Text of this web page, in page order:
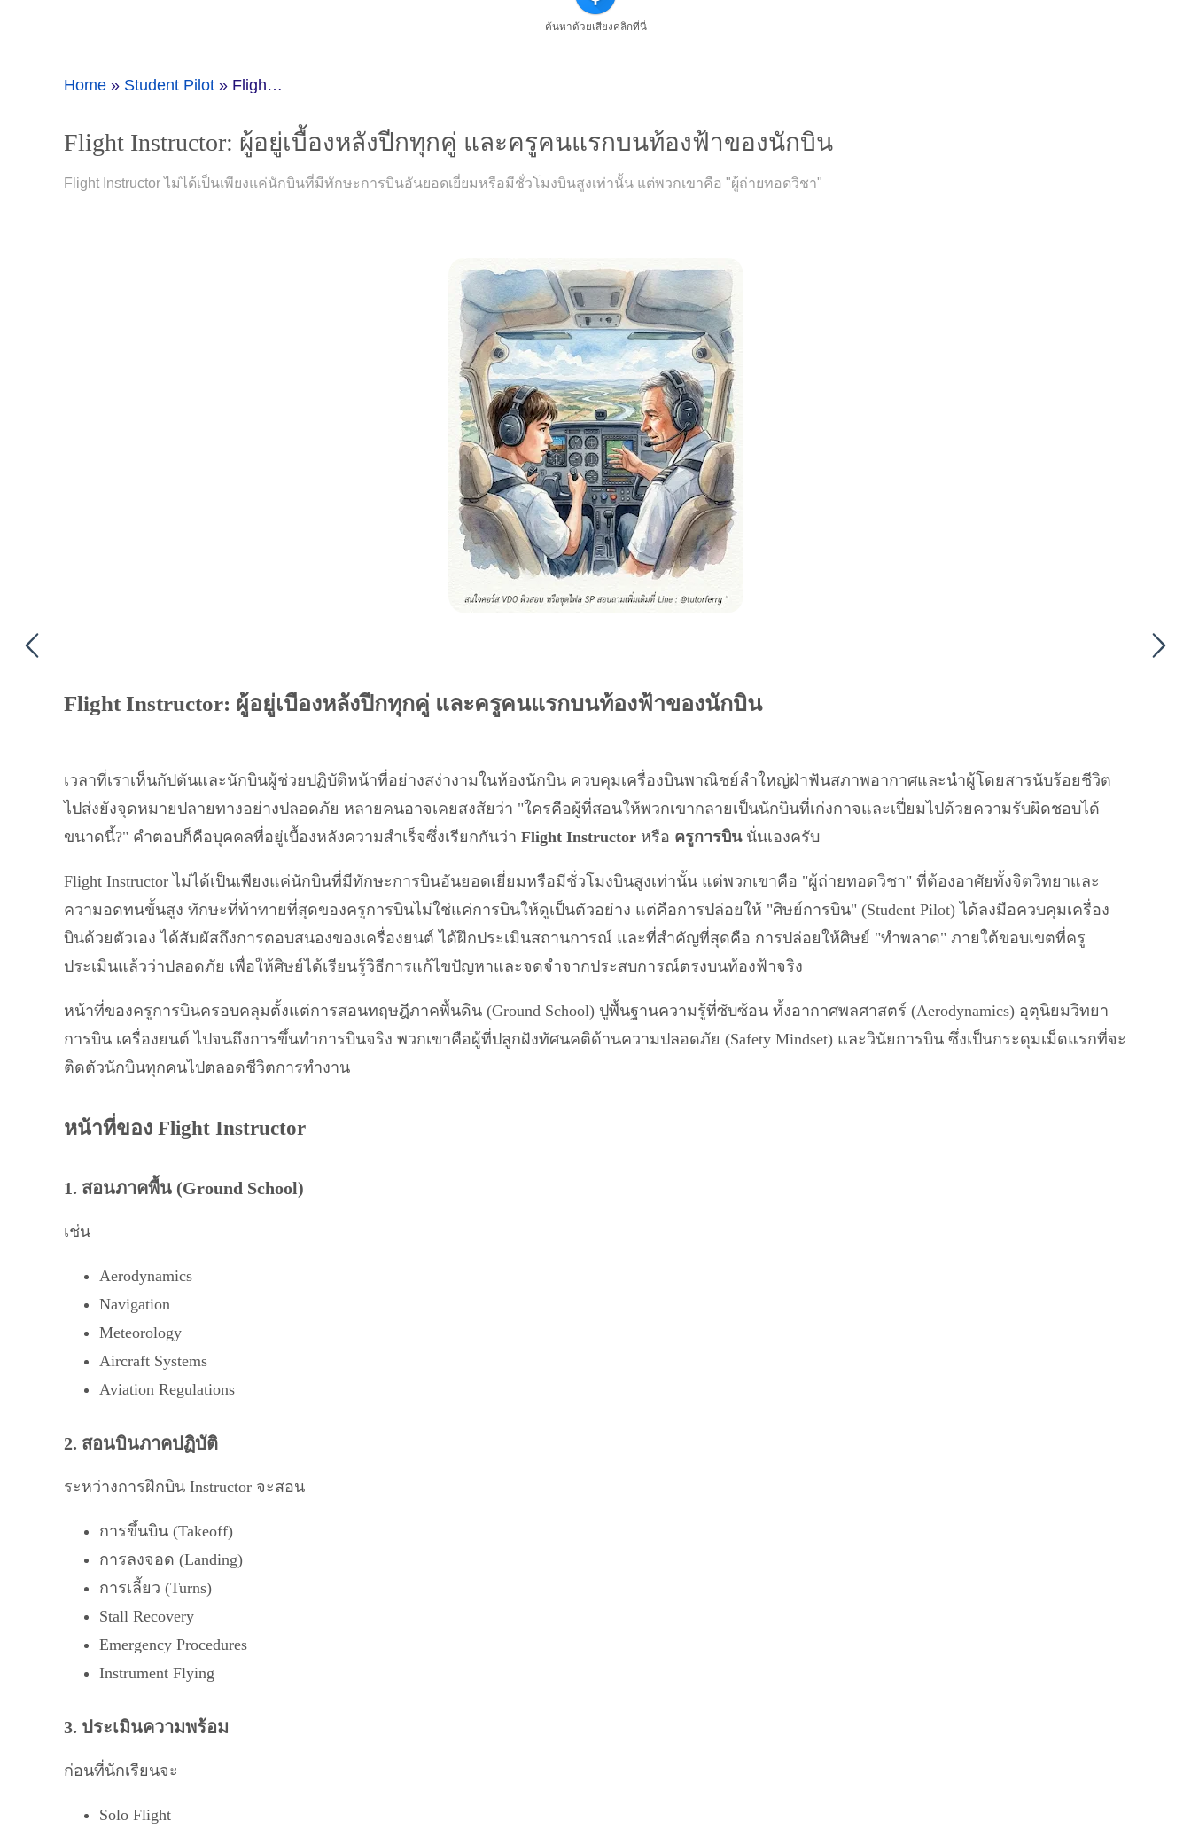
ค้นหาด้วยเสียงคลิกที่นี่
Home » Student Pilot » Flight Instructor: ผู้อยู่เบื้องหลังปีกทุกคู่ และครูคนแรกบนท้องฟ้าของนักบิน
Flight Instructor: ผู้อยู่เบื้องหลังปีกทุกคู่ และครูคนแรกบนท้องฟ้าของนักบิน
Flight Instructor ไม่ได้เป็นเพียงแค่นักบินที่มีทักษะการบินอันยอดเยี่ยมหรือมีชั่วโมงบินสูงเท่านั้น แต่พวกเขาคือ "ผู้ถ่ายทอดวิชา"
Flight Instructor: ผู้อยู่เบื้องหลังปีกทุกคู่ และครูคนแรกบนท้องฟ้าของนักบิน
เวลาที่เราเห็นกัปตันและนักบินผู้ช่วยปฏิบัติหน้าที่อย่างสง่างามในห้องนักบิน ควบคุมเครื่องบินพาณิชย์ลำใหญ่ฝ่าฟันสภาพอากาศและนำผู้โดยสารนับร้อยชีวิต
ไปส่งยังจุดหมายปลายทางอย่างปลอดภัย หลายคนอาจเคยสงสัยว่า "ใครคือผู้ที่สอนให้พวกเขากลายเป็นนักบินที่เก่งกาจและเปี่ยมไปด้วยความรับผิดชอบได้
ขนาดนี้?" คำตอบก็คือบุคคลที่อยู่เบื้องหลังความสำเร็จซึ่งเรียกกันว่า Flight Instructor หรือ ครูการบินนั่นเองครับ
Flight Instructor ไม่ได้เป็นเพียงแค่นักบินที่มีทักษะการบินอันยอดเยี่ยมหรือมีชั่วโมงบินสูงเท่านั้น แต่พวกเขาคือ "ผู้ถ่ายทอดวิชา" ที่ต้องอาศัยทั้งจิตวิทยาและ
ความอดทนขั้นสูง ทักษะที่ท้าทายที่สุดของครูการบินไม่ใช่แค่การบินให้ดูเป็นตัวอย่าง แต่คือการปล่อยให้ "ศิษย์การบิน" (Student Pilot) ได้ลงมือควบคุมเครื่อง
บินด้วยตัวเอง ได้สัมผัสถึงการตอบสนองของเครื่องยนต์ ได้ฝึกประเมินสถานการณ์ และที่สำคัญที่สุดคือ การปล่อยให้ศิษย์ "ทำพลาด" ภายใต้ขอบเขตที่ครู
ประเมินแล้วว่าปลอดภัย เพื่อให้ศิษย์ได้เรียนรู้วิธีการแก้ไขปัญหาและจดจำจากประสบการณ์ตรงบนท้องฟ้าจริง
หน้าที่ของครูการบินครอบคลุมตั้งแต่การสอนทฤษฎีภาคพื้นดิน (Ground School) ปูพื้นฐานความรู้ที่ซับซ้อน ทั้งอากาศพลศาสตร์ (Aerodynamics) อุตุนิยมวิทยา
การบิน เครื่องยนต์ ไปจนถึงการขึ้นทำการบินจริง พวกเขาคือผู้ที่ปลูกฝังทัศนคติด้านความปลอดภัย (Safety Mindset) และวินัยการบิน ซึ่งเป็นกระดุมเม็ดแรกที่จะ
ติดตัวนักบินทุกคนไปตลอดชีวิตการทำงาน
หน้าที่ของ Flight Instructor
1. สอนภาคพื้น (Ground School)
เช่น
Aerodynamics
Navigation
Meteorology
Aircraft Systems
Aviation Regulations
2. สอนบินภาคปฏิบัติ
ระหว่างการฝึกบิน Instructor จะสอน
การขึ้นบิน (Takeoff)
การลงจอด (Landing)
การเลี้ยว (Turns)
Stall Recovery
Emergency Procedures
Instrument Flying
3. ประเมินความพร้อม
ก่อนที่นักเรียนจะ
Solo Flight